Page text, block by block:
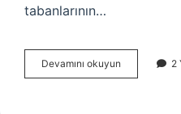
tabanlarının…
Devamını okuyun
Veri
2